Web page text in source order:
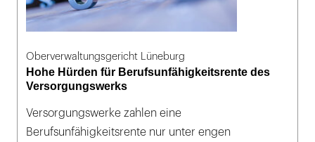
Oberverwaltungsgericht Lüneburg
Hohe Hürden für Berufsunfähigkeitsrente des
Versorgungswerks
Versorgungswerke zahlen eine
Berufsunfähigkeitsrente nur unter engen